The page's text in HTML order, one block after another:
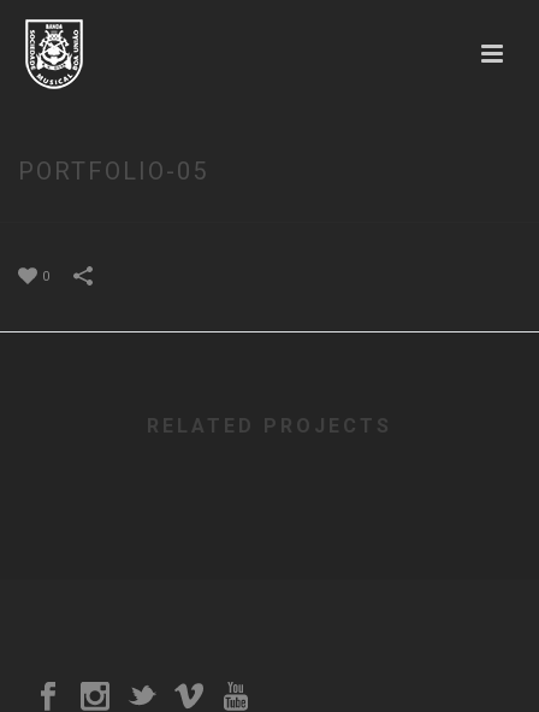
PORTFOLIO-05
0
RELATED PROJECTS